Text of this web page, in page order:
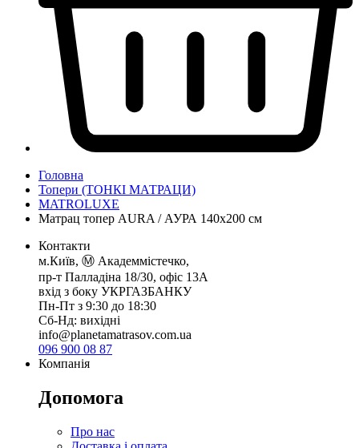
Головна
Топери (ТОНКІ МАТРАЦИ)
MATROLUXE
Матрац топер AURA / АУРА 140х200 см
Контакти
м.Київ, Ⓜ️ Академмістечко,
пр-т Палладіна 18/30, офіс 13А
вхід з боку УКРГАЗБАНКУ
Пн-Пт з 9:30 до 18:30
Сб-Нд: вихідні
info@planetamatrasov.com.ua
096 900 08 87
Компанія
Допомога
Про нас